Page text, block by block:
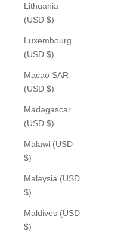
Lithuania
(USD $)
Luxembourg
(USD $)
Macao SAR
(USD $)
Madagascar
(USD $)
Malawi (USD
$)
Malaysia (USD
$)
Maldives (USD
$)